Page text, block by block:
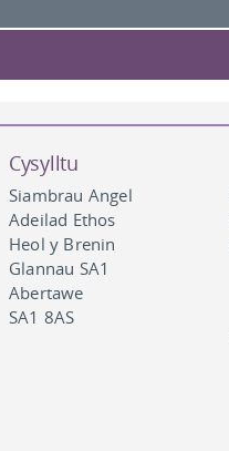
Cysylltu
Siambrau Angel
Adeilad Ethos
Heol y Brenin
Glannau SA1
Abertawe
SA1 8AS